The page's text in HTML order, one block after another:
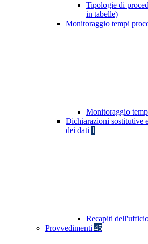
Tipologie di
in tabelle)
Monitoraggio tempi
Monitoraggio
Dichiarazioni sostitutive
dei dati 1
Recapiti
Provvedimenti 45